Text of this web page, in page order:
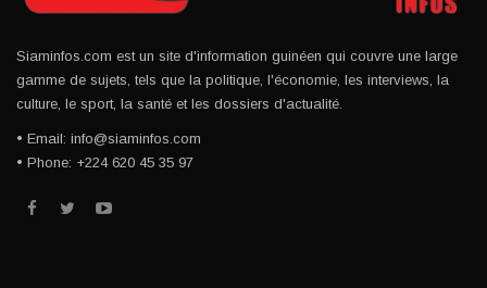
Siaminfos.com est un site d'information guinéen qui couvre une large
gamme de sujets, tels que la politique, l'économie, les interviews, la
culture, le sport, la santé et les dossiers d'actualité.
• Email: info@siaminfos.com
• Phone: +224 620 45 35 97